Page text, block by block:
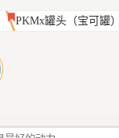
PKMx罐头（宝可罐